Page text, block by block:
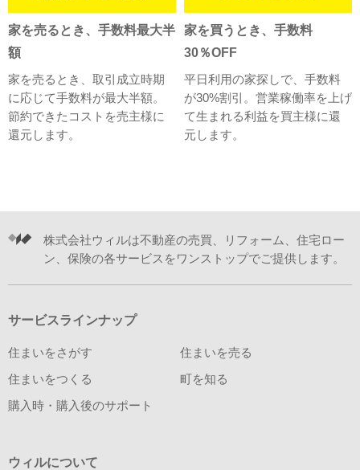
家を売るとき、手数料最大半
額
家を売るとき、取引成立時期
に応じて手数料が最大半額。
節約できたコストを売主様に
還元します。
家を買うとき、手数料
30％OFF
平日利用の家探しで、手数料
が30%割引。営業稼働率を上げ
て生まれる利益を買主様に還
元します。
株式会社ウィルは不動産の売買、リフォーム、住宅ロー
ン、保険の各サービスをワンストップでご提供します。
サービスラインナップ
住まいをさがす 住まいを売る
住まいをつくる 町を知る
購入時・購入後のサポート
ウィルについて